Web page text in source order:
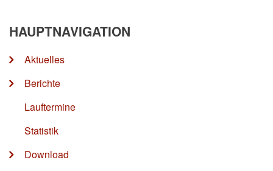
HAUPTNAVIGATION
Aktuelles
Berichte
Lauftermine
Statistik
Download